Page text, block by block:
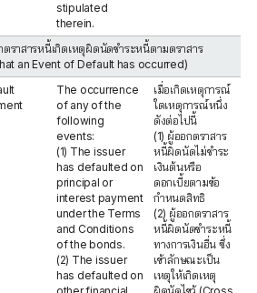
stipulated
therein.
ตราสารหนี้เกิดเหตุผิดนัดชำระหนี้ตามตราสาร
an Event of Default has occurred)
The occurrence
of any of the
following
events:
(1) The issuer
has defaulted on
principal or
interest payment
under the Terms
and Conditions
of the bonds.
(2) The issuer
has defaulted on
เมื่อเกิดเหตุการณ์
ใดเหตุการณ์หนึ่ง
ดังต่อไปนี้
(1) ผู้ออกตราสาร
หนี้ผิดนัดไม่ชำระ
เงินต้นหรือ
ดอกเบี้ยตามข้อ
กำหนดสิทธิ
(2) ผู้ออกตราสาร
หนี้ผิดนัดชำระหนี้
ทางการเงินอื่น ซึ่ง
เข้าลักษณะเป็น
เหตุให้เกิดเหตุ